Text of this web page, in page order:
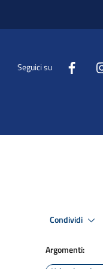
Seguici su
Condividi
Argomenti: